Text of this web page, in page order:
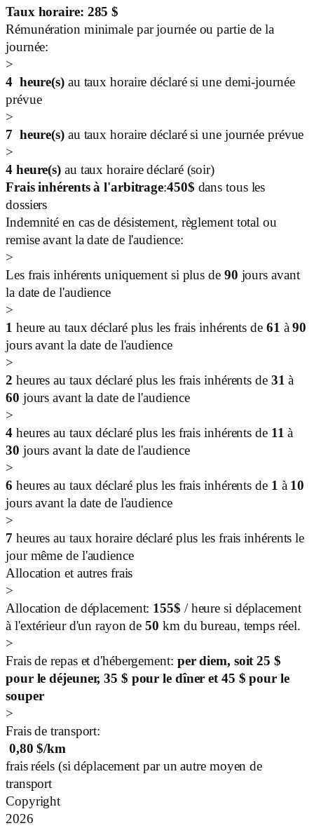
Taux horaire: 285 $
Rémunération minimale par journée ou partie de la
journée:
>
4 heure(s)au taux horaire déclaré si une demi-journée
prévue
>
7 heure(s) au taux horaire déclaré si une journée prévue
>
4heure(s) au taux horaire déclaré (soir)
Frais inhérents à l'arbitrage:450$ dans tous les
dossiers
Indemnité en cas de désistement, règlement total ou
remise avant la date de l'audience:
>
Les frais inhérents uniquement si plus de 90 jours avant
la date de l'audience
>
1 heure au taux déclaré plus les frais inhérents de 61 à90
jours avant la date de l'audience
>
2 heures au taux déclaré plus les frais inhérents de 31 à
60 jours avant la date de l'audience
>
4heures au taux déclaré plus les frais inhérents de 11 à
30 jours avant la date de l'audience
>
6 heures au taux déclaré plus les frais inhérents de 1 à 10
jours avant la date de l'audience
>
7 heures au taux horaire déclaré plus les frais inhérents le
jour même de l'audience
Allocation et autres frais
>
Allocation de déplacement: 155$ / heure si déplacement
à l'extérieur d'un rayon de50 km du bureau, temps réel.
>
Frais de repas et d'hébergement: per diem, soit 25 $
pour le déjeuner, 35 $ pour le dîner et 45 $ pour le
souper
>
Frais de transport:
0,80 $/km
frais réels (si déplacement par un autre moyen de
transport
Copyright
2026